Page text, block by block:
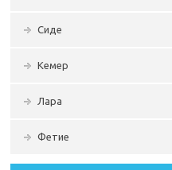
Сиде
Кемер
Лара
Фетие